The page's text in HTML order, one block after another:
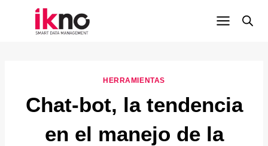
HERRAMIENTAS
Chat-bot, la tendencia
en el manejo de la